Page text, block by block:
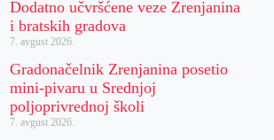
Dodatno učvršćene veze Zrenjanina
i bratskih gradova
7. avgust 2026.
Gradonačelnik Zrenjanina posetio
mini-pivaru u Srednjoj
poljoprivrednoj školi
7. avgust 2026.